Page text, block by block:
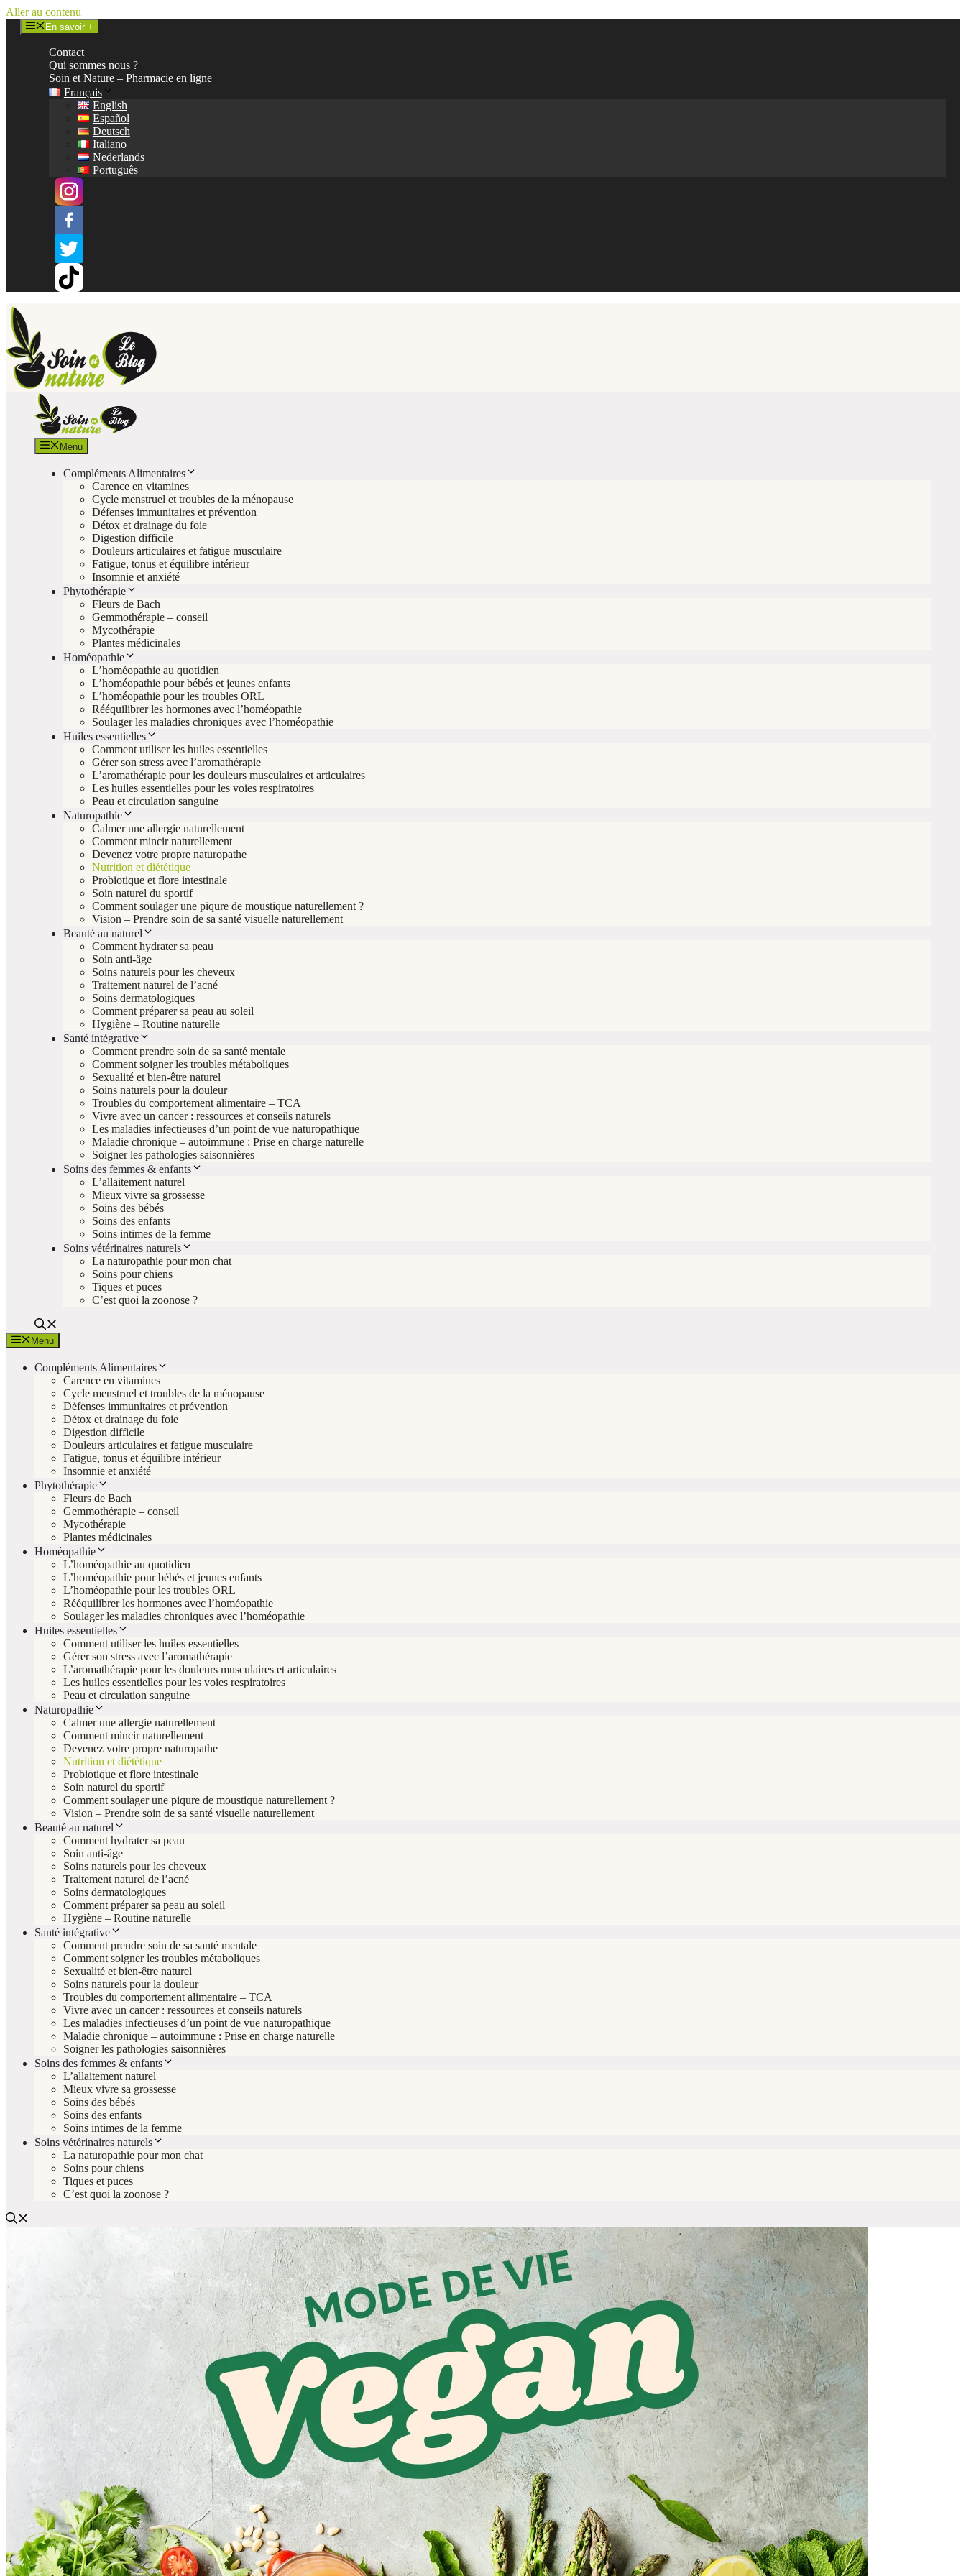
Aller au contenu
En savoir +
Contact
Qui sommes nous ?
Soin et Nature – Pharmacie en ligne
Français
English
Español
Deutsch
Italiano
Nederlands
Português
Menu
Compléments Alimentaires
Carence en vitamines
Cycle menstruel et troubles de la ménopause
Défenses immunitaires et prévention
Détox et drainage du foie
Digestion difficile
Douleurs articulaires et fatigue musculaire
Fatigue, tonus et équilibre intérieur
Insomnie et anxiété
Phytothérapie
Fleurs de Bach
Gemmothérapie – conseil
Mycothérapie
Plantes médicinales
Homéopathie
L’homéopathie au quotidien
L’homéopathie pour bébés et jeunes enfants
L’homéopathie pour les troubles ORL
Rééquilibrer les hormones avec l’homéopathie
Soulager les maladies chroniques avec l’homéopathie
Huiles essentielles
Comment utiliser les huiles essentielles
Gérer son stress avec l’aromathérapie
L’aromathérapie pour les douleurs musculaires et articulaires
Les huiles essentielles pour les voies respiratoires
Peau et circulation sanguine
Naturopathie
Calmer une allergie naturellement
Comment mincir naturellement
Devenez votre propre naturopathe
Nutrition et diététique
Probiotique et flore intestinale
Soin naturel du sportif
Comment soulager une piqure de moustique naturellement ?
Vision – Prendre soin de sa santé visuelle naturellement
Beauté au naturel
Comment hydrater sa peau
Soin anti-âge
Soins naturels pour les cheveux
Traitement naturel de l’acné
Soins dermatologiques
Comment préparer sa peau au soleil
Hygiène – Routine naturelle
Santé intégrative
Comment prendre soin de sa santé mentale
Comment soigner les troubles métaboliques
Sexualité et bien-être naturel
Soins naturels pour la douleur
Troubles du comportement alimentaire – TCA
Vivre avec un cancer : ressources et conseils naturels
Les maladies infectieuses d’un point de vue naturopathique
Maladie chronique – autoimmune : Prise en charge naturelle
Soigner les pathologies saisonnières
Soins des femmes & enfants
L’allaitement naturel
Mieux vivre sa grossesse
Soins des bébés
Soins des enfants
Soins intimes de la femme
Soins vétérinaires naturels
La naturopathie pour mon chat
Soins pour chiens
Tiques et puces
C’est quoi la zoonose ?
Menu
Compléments Alimentaires
Carence en vitamines
Cycle menstruel et troubles de la ménopause
Défenses immunitaires et prévention
Détox et drainage du foie
Digestion difficile
Douleurs articulaires et fatigue musculaire
Fatigue, tonus et équilibre intérieur
Insomnie et anxiété
Phytothérapie
Fleurs de Bach
Gemmothérapie – conseil
Mycothérapie
Plantes médicinales
Homéopathie
L’homéopathie au quotidien
L’homéopathie pour bébés et jeunes enfants
L’homéopathie pour les troubles ORL
Rééquilibrer les hormones avec l’homéopathie
Soulager les maladies chroniques avec l’homéopathie
Huiles essentielles
Comment utiliser les huiles essentielles
Gérer son stress avec l’aromathérapie
L’aromathérapie pour les douleurs musculaires et articulaires
Les huiles essentielles pour les voies respiratoires
Peau et circulation sanguine
Naturopathie
Calmer une allergie naturellement
Comment mincir naturellement
Devenez votre propre naturopathe
Nutrition et diététique
Probiotique et flore intestinale
Soin naturel du sportif
Comment soulager une piqure de moustique naturellement ?
Vision – Prendre soin de sa santé visuelle naturellement
Beauté au naturel
Comment hydrater sa peau
Soin anti-âge
Soins naturels pour les cheveux
Traitement naturel de l’acné
Soins dermatologiques
Comment préparer sa peau au soleil
Hygiène – Routine naturelle
Santé intégrative
Comment prendre soin de sa santé mentale
Comment soigner les troubles métaboliques
Sexualité et bien-être naturel
Soins naturels pour la douleur
Troubles du comportement alimentaire – TCA
Vivre avec un cancer : ressources et conseils naturels
Les maladies infectieuses d’un point de vue naturopathique
Maladie chronique – autoimmune : Prise en charge naturelle
Soigner les pathologies saisonnières
Soins des femmes & enfants
L’allaitement naturel
Mieux vivre sa grossesse
Soins des bébés
Soins des enfants
Soins intimes de la femme
Soins vétérinaires naturels
La naturopathie pour mon chat
Soins pour chiens
Tiques et puces
C’est quoi la zoonose ?